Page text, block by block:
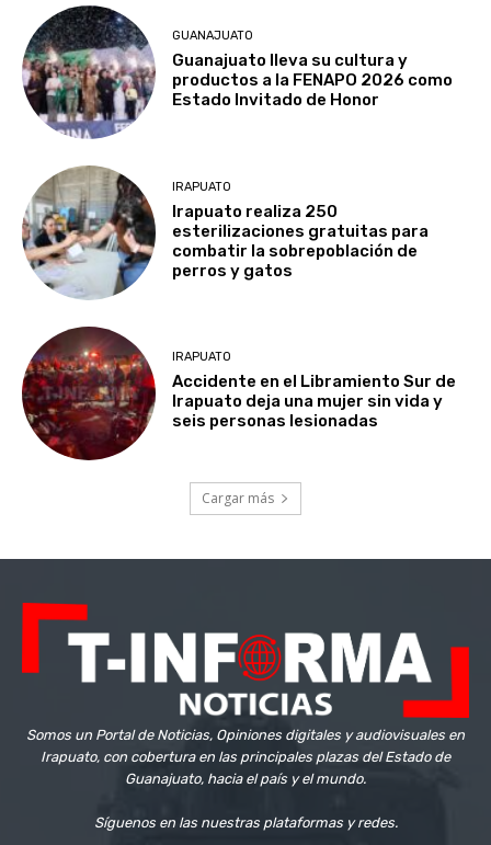
GUANAJUATO
Guanajuato lleva su cultura y
productos a la FENAPO 2026 como
Estado Invitado de Honor
IRAPUATO
Irapuato realiza 250
esterilizaciones gratuitas para
combatir la sobrepoblación de
perros y gatos
IRAPUATO
Accidente en el Libramiento Sur de
Irapuato deja una mujer sin vida y
seis personas lesionadas
Cargar más
Somos un Portal de Noticias, Opiniones digitales y audiovisuales en
Irapuato, con cobertura en las principales plazas del Estado de
Guanajuato, hacia el país y el mundo.
Síguenos en las nuestras plataformas y redes.